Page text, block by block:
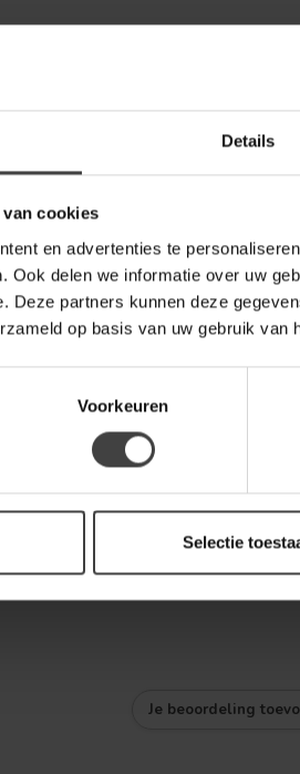
Details
van cookies
en advertenties te
Ook delen we informatie over uw
Deze partners kunnen deze
op basis van uw gebruik van
Voorkeuren
Selectie
Je beoordeling